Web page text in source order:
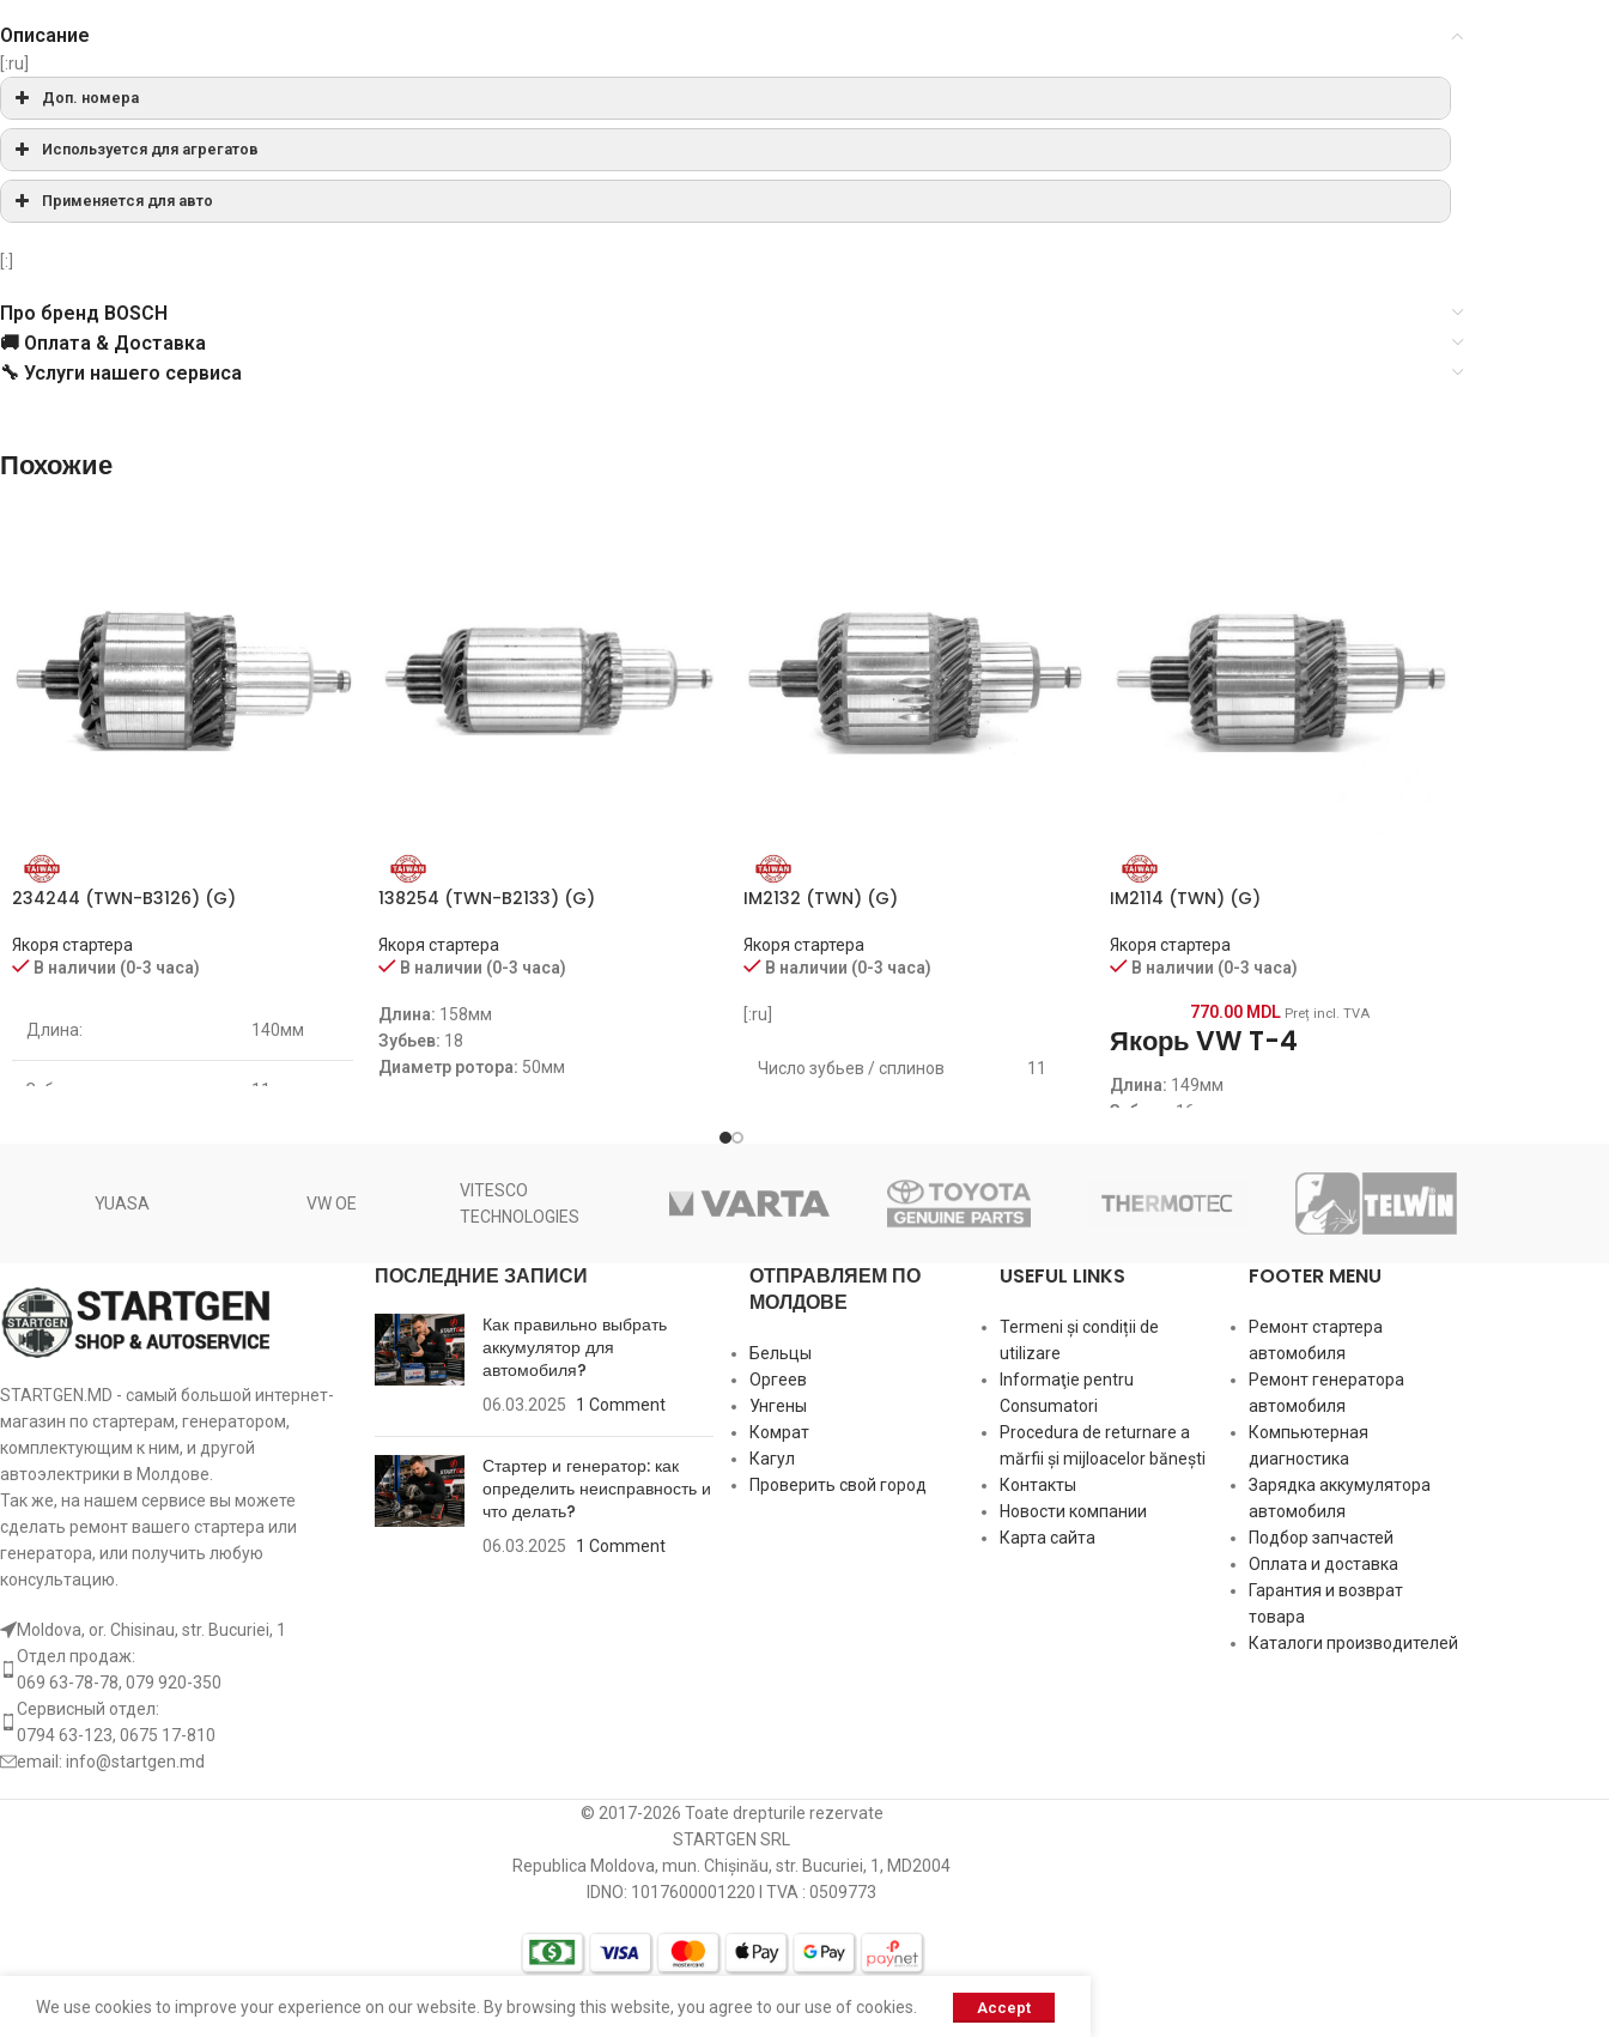
Описание
[:ru]
Доп. номера
SA0038
1004011082
CAR10191AS
CQ2110374
2031-037RS
WSA5955 WOODAUTO
Используется для агрегатов
Применяется для авто
[:]
Про бренд BOSCH
🚚 Оплата & Доставка
🔧 Услуги нашего сервиса
Похожие
234244 (TWN-B3126) (G)
Якоря стартера
В наличии (0-3 часа)
Длина: 140мм
Зубьев: 11
138254 (TWN-B2133) (G)
Якоря стартера
В наличии (0-3 часа)
Длина: 158мм
Зубьев: 18
Диаметр ротора: 50мм
IM2132 (TWN) (G)
Якоря стартера
В наличии (0-3 часа)
[:ru]
Число зубьев / сплинов 11
Диаметр ротора [ mm ] 59
Напряжение [ V ]
[:ro]
Диаметр ротора:
IM2114 (TWN) (G)
Якоря стартера
В наличии (0-3 часа)
770.00 MDL Preț incl. TVA
Якорь VW T-4
Длина: 149мм
Зубьев:
16
YUASA VW OE
VITESCO
TECHNOLOGIES
STARTGEN.MD - самый большой интернет-
магазин по стартерам, генератором,
комплектующим к ним, и другой
автоэлектрики в Молдове.
Так же, на нашем сервисе вы можете
сделать ремонт вашего стартера или
генератора, или получить любую
консультацию.
Moldova, or. Chisinau, str. Bucuriei, 1
Отдел продаж:
069 63-78-78, 079 920-350
Сервисный отдел:
0794 63-123, 0675 17-810
email: info@startgen.md
ПОСЛЕДНИЕ ЗАПИСИ
Как правильно выбрать
аккумулятор для
автомобиля?
06.03.2025 1 Comment
Стартер и генератор: как
определить неисправность и
что делать?
06.03.2025 1 Comment
ОТПРАВЛЯЕМ ПО
МОЛДОВЕ
Бельцы
Оргеев
Унгены
Комрат
Кагул
Проверить свой город
USEFUL LINKS
Termeni și condiții de
utilizare
Informaţie pentru
Consumatori
Procedura de returnare a
mărfii și mijloacelor bănești
Контакты
Новости компании
Карта сайта
FOOTER MENU
Ремонт стартера
автомобиля
Ремонт генератора
автомобиля
Компьютерная
диагностика
Зарядка аккумулятора
автомобиля
Подбор запчастей
Оплата и доставка
Гарантия и возврат
товара
Каталоги производителей
© 2017-2026 Toate drepturile rezervate
STARTGEN SRL
Republica Moldova, mun. Chișinău, str. Bucuriei, 1, MD2004
IDNO: 1017600001220 I TVA : 0509773
We use cookies to improve your experience on our website. By browsing this website, you agree to our use of cookies. Accept